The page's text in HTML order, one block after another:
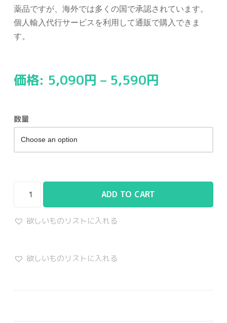
薬品ですが、海外では多くの国で承認されています。
個人輸入代行サービスを利用して通販で購入できま
す。
価格: 5,090円 – 5,590円
数量
ADD TO CART
欲しいものリストに入れる
欲しいものリストに入れる